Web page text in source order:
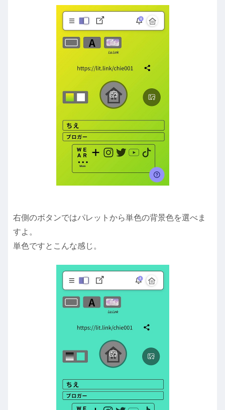
右側のボタンではパレットから単色の背景色を選べま
すよ。
単色ですとこんな感じ。